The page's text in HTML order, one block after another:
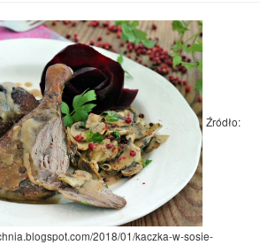
Źródło:
2018/01/kaczka-w-sosie-